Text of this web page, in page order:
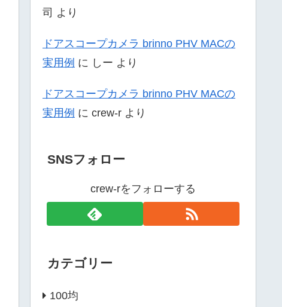
司 より
ドアスコープカメラ brinno PHV MACの
実用例 に しー より
ドアスコープカメラ brinno PHV MACの
実用例 に crew-r より
SNSフォロー
crew-rをフォローする
カテゴリー
100均